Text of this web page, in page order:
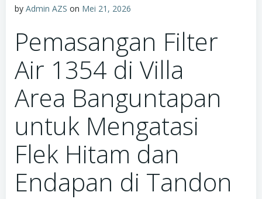
by Admin AZS on Mei 21, 2026
Pemasangan Filter
Air 1354 di Villa
Area Banguntapan
untuk Mengatasi
Flek Hitam dan
Endapan di Tandon